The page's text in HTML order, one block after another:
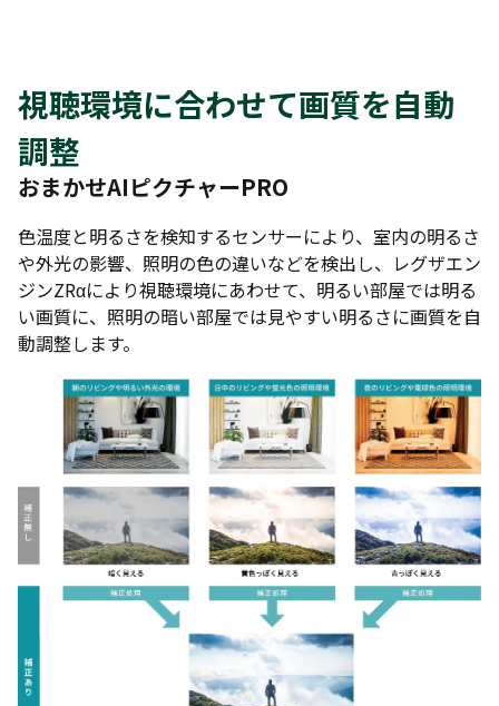
視聴環境に合わせて画質を自動
調整
おまかせAIピクチャーPRO
色温度と明るさを検知するセンサーにより、室内の明るさ
や外光の影響、照明の色の違いなどを検出し、レグザエン
ジンZRαにより視聴環境にあわせて、明るい部屋では明る
い画質に、照明の暗い部屋では見やすい明るさに画質を自
動調整します。